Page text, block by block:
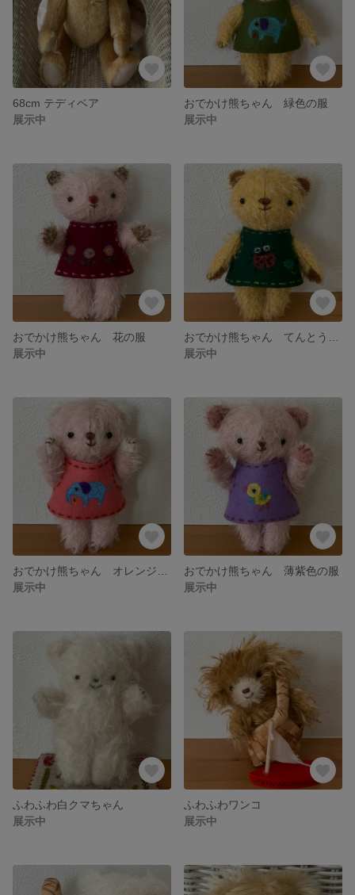
68cm テディベア
展示中
おでかけ熊ちゃん 緑色の服
展示中
おでかけ熊ちゃん 花の服
展示中
展示中
展示中
おでかけ熊ちゃん 薄紫色の服
展示中
ふわふわ白クマちゃん
展示中
ふわふわワンコ
展示中